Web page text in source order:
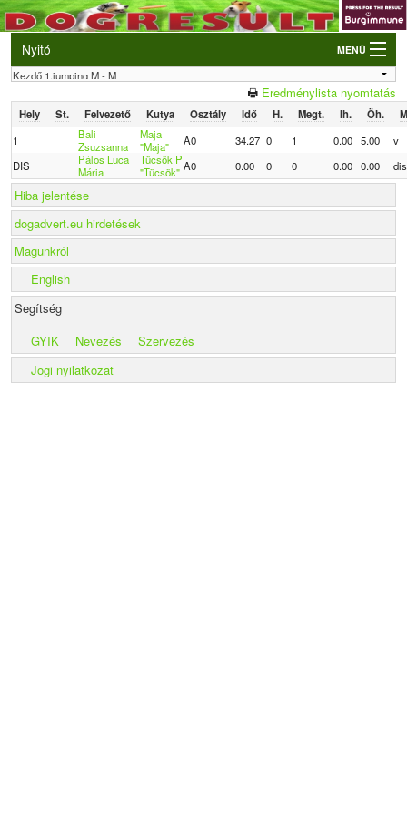
Nyitó MENÜ
Belépés
VB és EO válogatók
Élő eredmények
Rendezvények
Kutyák
Tulajdonosok/Felvezetők
Eredménylista nyomtatás
Hely St. Felvezető Kutya Osztály Idő H. Megt. Ih. Öh.
1
Bali
Zsuzsanna
Maja
"Maja"
A0 34.27 0 1 0.00 5.00
v
DIS
Pálos Luca
Mária
Tücsök P
"Tücsök" A0 0.00 0 0 0.00 0.00 dis
Hiba jelentése
dogadvert.eu hirdetések
Magunkról
English
Segítség
GYIK
Nevezés
Szervezés
Jogi nyilatkozat